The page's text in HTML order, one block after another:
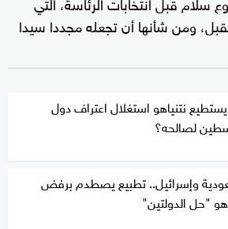
ومن شأنها أن تجعله مجددا سيدا
نتنياهو استغلال اعتراف دول
لصالحه؟
وإسرائيل.. تطبيع يصطدم برفض
"حل الدولتين"